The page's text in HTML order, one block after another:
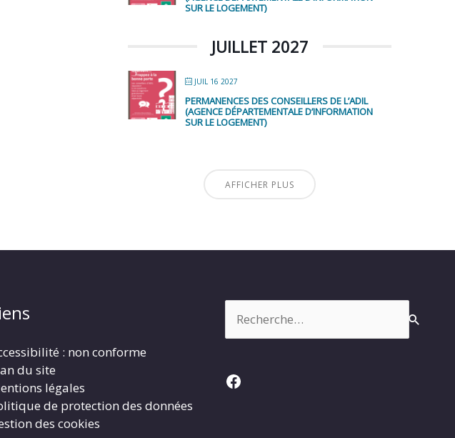
SUR LE LOGEMENT)
JUILLET 2027
JUIL 16 2027
PERMANENCES DES CONSEILLERS DE L’ADIL
(AGENCE DÉPARTEMENTALE D’INFORMATION
SUR LE LOGEMENT)
AFFICHER PLUS
: non conforme
du site
légales
de protection des données
des cookies
Facebook